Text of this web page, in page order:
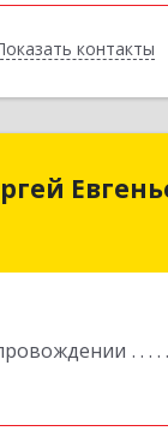
контакты
Назад
Сергей